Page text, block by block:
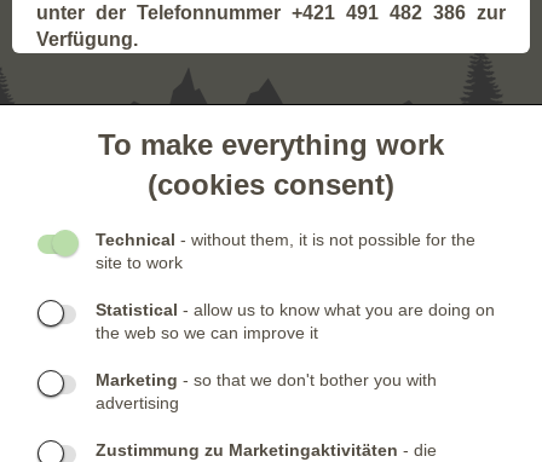
To make everything work
(cookies consent)
Technical - without them, it is not possible for the
site to work
Statistical - allow us to know what you are doing on
the web so we can improve it
Marketing - so that we don't bother you with
advertising
Zustimmung zu Marketingaktivitäten - die
unter der Telefonnummer +421 491 482 386 zur
Verfügung.
- GESELLSCHAFT
KONTAKTIERE UNS
Skype:ARMYSHOP.CZ